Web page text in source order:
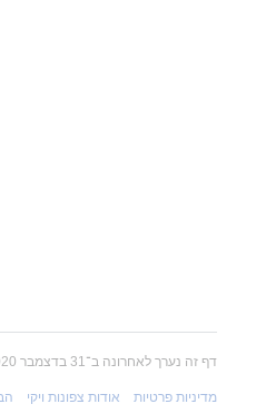
דף זה נערך לאחרונה ב־31 בדצמבר 2020, בשעה 19:01.
מדיניות פרטיות אודות צפונות ויקי